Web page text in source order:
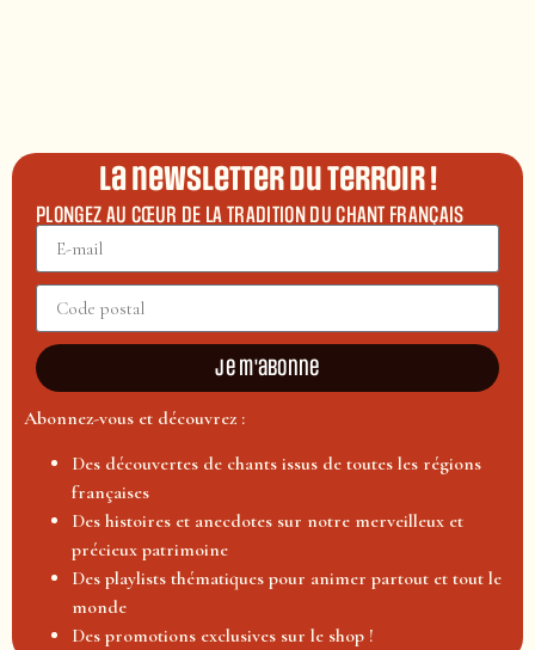
La newsletter du terroir !
PLONGEZ AU CŒUR DE LA TRADITION DU CHANT FRANÇAIS
Je m'abonne
Abonnez-vous et découvrez :
Des découvertes de chants issus de toutes les régions
françaises
Des histoires et anecdotes sur notre merveilleux et
précieux patrimoine
Des playlists thématiques pour animer partout et tout le
monde
Des promotions exclusives sur le shop !